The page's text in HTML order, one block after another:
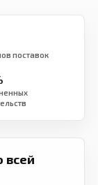
поставок
всей